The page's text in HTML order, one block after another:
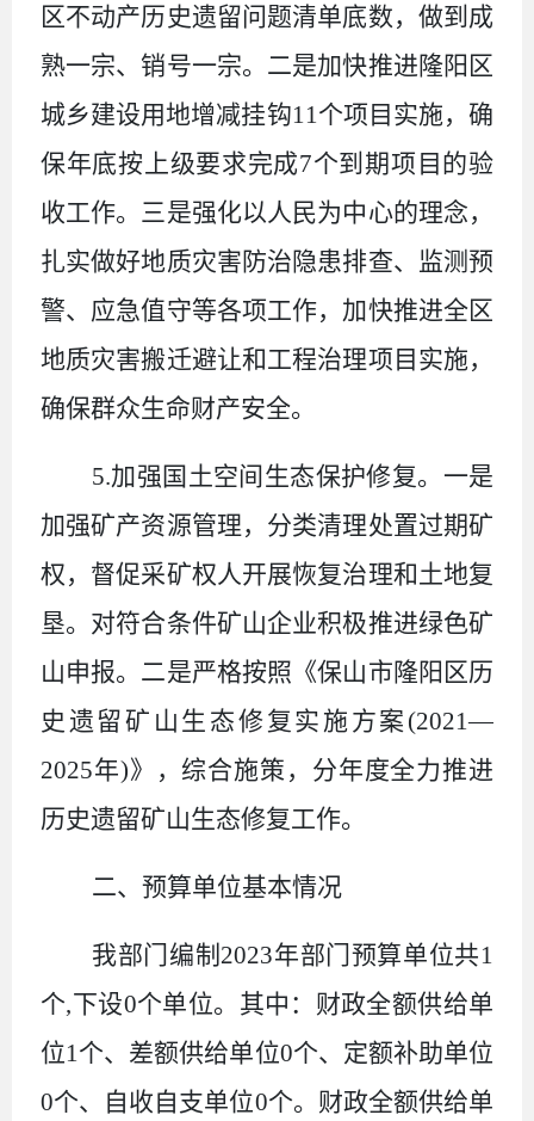
区不动产历史遗留问题清单底数，做到成
熟一宗、销号一宗。二是加快推进隆阳区
城乡建设用地增减挂钩11 个项目实施，确
保年底按上级要求完成7个到期项目的验
收工作。三是强化以人民为中心的理念，
扎实做好地质灾害防治隐患排查、监测预
警、应急值守等各项工作， 加快推进全区
地质灾害搬迁避让和工程治理项目实施，
确保群众生命财产安全。
5.加强国土空间生态保护修复。一是
加强矿产资源管理，分类清理处置过期矿
权，督促采矿权人开展恢复治理和土地复
垦。对符合条件矿山企业积极推进绿色矿
山申报。二是严格按照《保山市隆阳区历
史遗留矿山生态修复实施方案 (2021—
2025年)》，综合施策，分年度全力推进
历史遗留矿山生态修复工作。
二、预算单位基本情况
我部门编制 2023年部门预算单位共1
个,下设0个单位。其中：财政全额供给单
位1 个、差额供给单位0个、定额补助单位
0个、自收自支单位0个。财政全额供给单